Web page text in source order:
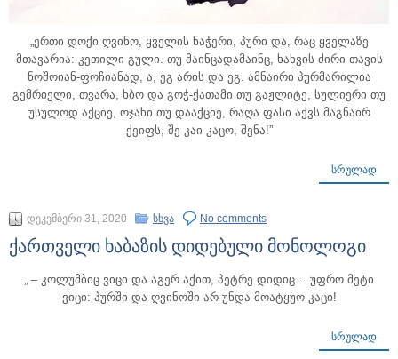
„ერთი დოქი ღვინო, ყველის ნაჭერი, პური და, რაც ყველაზე
მთავარია: კეთილი გული. თუ მაინცადამაინც, ხახვის ძირი თავის
ნოშოიან-ფოჩიანად, ა, ეგ არის და ეგ. ამნაირი პურმარილია
გემრიელი, თვარა, ხბო და გოჭ-ქათამი თუ გაჟლიტე, სულიერი თუ
უსულოდ აქციე, ოჯახი თუ დააქციე, რაღა ფასი აქვს მაგნაირ
ქეიფს, შე კაი კაცო, შენა!”
ᲡᲠᲣᲚᲐᲓ
დეკემბერი 31, 2020 სხვა No comments
ქართველი ხაბაზის დიდებული მონოლოგი
„ – კოლუმბიც ვიცი და აგერ აქით, პეტრე დიდიც… უფრო მეტი
ვიცი: პურში და ღვინოში არ უნდა მოატყუო კაცი!
ᲡᲠᲣᲚᲐᲓ